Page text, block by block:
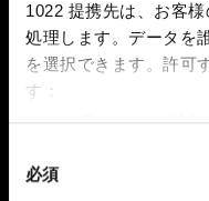
1022 提携先は、お客
処理します。データを
を選択できます。 許可
す：
数メートル以内
特定の特性（
必須
このレポートにファイ